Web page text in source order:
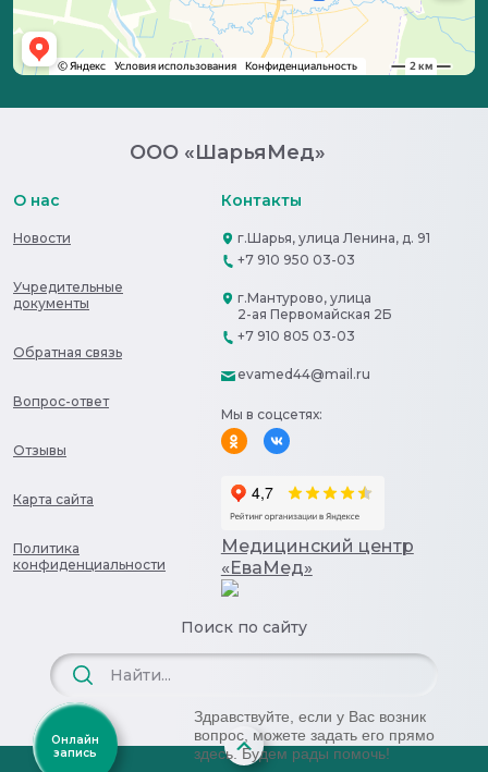
Онлайн
запись
ООО «ШарьяМед»
О нас
Новости
Учредительные
документы
Обратная связь
Вопрос-ответ
Отзывы
Карта сайта
Политика
конфиденциальности
Контакты
г.Шарья, улица Ленина, д. 91
+7 910 950 03-03
г.Мантурово, улица
2-ая Первомайская 2Б
+7 910 805 03-03
evamed44@mail.ru
Мы в соцсетях:
Медицинский центр
«ЕваМед»
Поиск по сайту
Здравствуйте, если у Вас возник
вопрос, можете задать его прямо
здесь. Будем рады помочь!